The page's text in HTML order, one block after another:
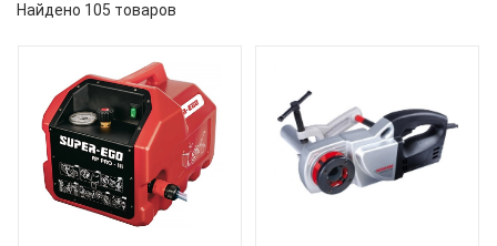
Найдено 105 товаров